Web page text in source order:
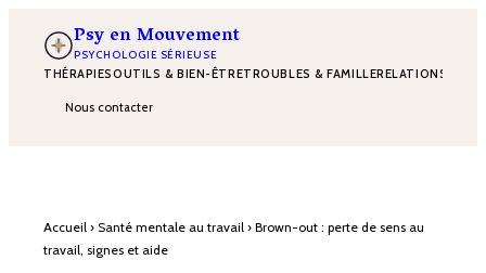
Psy en Mouvement
PSYCHOLOGIE SÉRIEUSE
THÉRAPIESOUTILS & BIEN-ÊTRETROUBLES & FAMILLERELATIONS
Nous contacter
Accueil › Santé mentale au travail › Brown-out : perte de sens au
travail, signes et aide